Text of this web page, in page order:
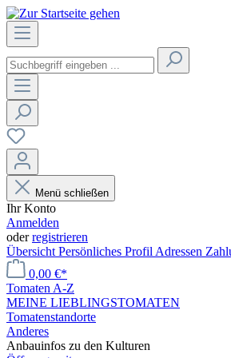
Menü schließen
Ihr Konto
Anmelden
oderregistrieren
Übersicht Persönliches Profil Adressen
0,00 €*
Tomaten A-Z
MEINE LIEBLINGSTOMATEN
Tomatenstandorte
Anderes
Anbauinfos zu den Kulturen